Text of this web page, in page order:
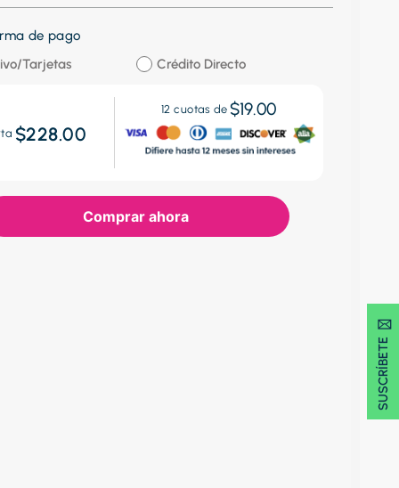
SUSCRÍBETE 🖂
de pago
Tarjetas
Crédito Directo
$228.00
12 cuotas de $19.00
Comprar ahora